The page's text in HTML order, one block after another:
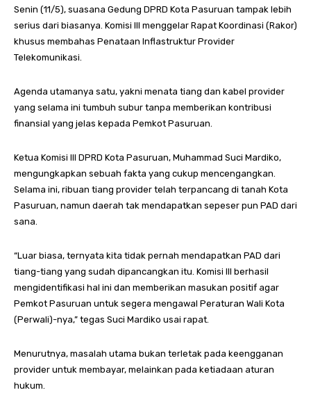
Senin (11/5), suasana Gedung DPRD Kota Pasuruan tampak lebih
serius dari biasanya. Komisi III menggelar Rapat Koordinasi (Rakor)
khusus membahas Penataan Inflastruktur Provider
Telekomunikasi.
Agenda utamanya satu, yakni menata tiang dan kabel provider
yang selama ini tumbuh subur tanpa memberikan kontribusi
finansial yang jelas kepada Pemkot Pasuruan.
Ketua Komisi III DPRD Kota Pasuruan, Muhammad Suci Mardiko,
mengungkapkan sebuah fakta yang cukup mencengangkan.
Selama ini, ribuan tiang provider telah terpancang di tanah Kota
Pasuruan, namun daerah tak mendapatkan sepeser pun PAD dari
sana.
“Luar biasa, ternyata kita tidak pernah mendapatkan PAD dari
tiang-tiang yang sudah dipancangkan itu. Komisi III berhasil
mengidentifikasi hal ini dan memberikan masukan positif agar
Pemkot Pasuruan untuk segera mengawal Peraturan Wali Kota
(Perwali)-nya,” tegas Suci Mardiko usai rapat.
Menurutnya, masalah utama bukan terletak pada keengganan
provider untuk membayar, melainkan pada ketiadaan aturan
hukum.